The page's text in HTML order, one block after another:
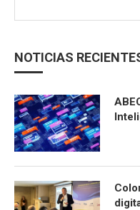
NOTICIAS